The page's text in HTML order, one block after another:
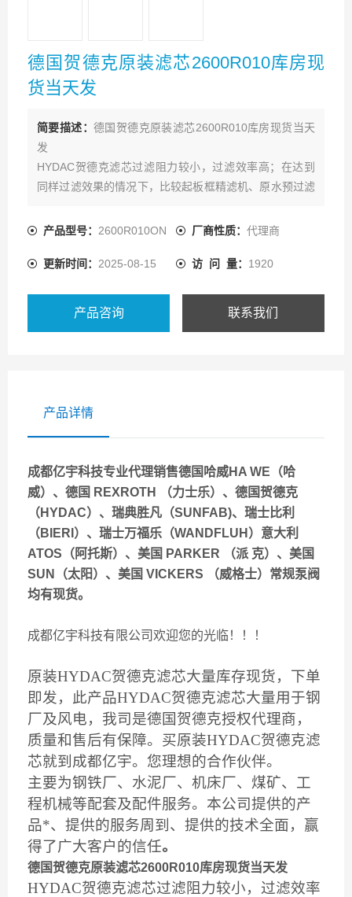
德国贺德克原装滤芯2600R010库房现
货当天发
简要描述： 德国贺德克原装滤芯2600R010库房现货当天
发
HYDAC贺德克滤芯过滤阻力较小，过滤效率高；在达到
同样过滤效果的情况下，比较起板框精滤机、原水预过滤
成本低等优点
产品型号： 2600R010ON 厂商性质： 代理商
更新时间： 2025-08-15 访 问 量： 1920
产品咨询 联系我们
产品详情
成都亿宇科技专业代理销售德国哈威HA WE（哈
威）、德国 REXROTH （力士乐）、德国贺德克
（HYDAC）、瑞典胜凡（SUNFAB)、瑞士比利
（BIERI）、瑞士万福乐（WANDFLUH）意大利
ATOS（阿托斯）、美国 PARKER （派 克）、美国
SUN（太阳）、美国 VICKERS （威格士）常规泵阀
均有现货。
成都亿宇科技有限公司欢迎您的光临！！！
原装HYDAC贺德克滤芯大量库存现货，下单
即发，此产品HYDAC贺德克滤芯大量用于钢
厂及风电，我司是德国贺德克授权代理商，
质量和售后有保障。买原装HYDAC贺德克滤
芯就到成都亿宇。您理想的合作伙伴。
主要为钢铁厂、水泥厂、机床厂、煤矿、工
程机械等配套及配件服务。本公司提供的产
品*、提供的服务周到、提供的技术全面，赢
得了广大客户的信任。
德国贺德克原装滤芯2600R010库房现货当天发
HYDAC贺德克滤芯过滤阻力较小，过滤效率